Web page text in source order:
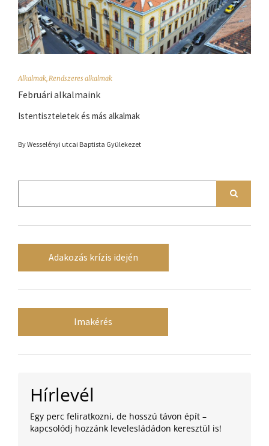
Alkalmak,Rendszeres alkalmak
Februári alkalmaink
Istentiszteletek és más alkalmak
By Wesselényi utcai Baptista Gyülekezet
Adakozás krízis idején
Imakérés
Hírlevél
Egy perc feliratkozni, de hosszú távon épít –
kapcsolódj hozzánk levelesládádon keresztül is!